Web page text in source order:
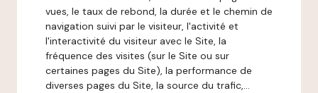
vues, le taux de rebond, la durée et le chemin de
navigation suivi par le visiteur, l'activité et
l'interactivité du visiteur avec le Site, la
fréquence des visites (sur le Site ou sur
certaines pages du Site), la performance de
diverses pages du Site, la source du trafic,...